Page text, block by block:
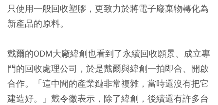
只使用一般回收塑膠，更致力於將電子廢棄物轉化為
新產品的原料。
戴爾的ODM大廠緯創也看到了永續回收願景、成立專
門的回收處理公司，於是戴爾與緯創一拍即合、開啟
合作。「這中間的產業鏈非常複雜，當時還沒有把它
建造好。」戴令徽表示，除了緯創，後續還有許多台